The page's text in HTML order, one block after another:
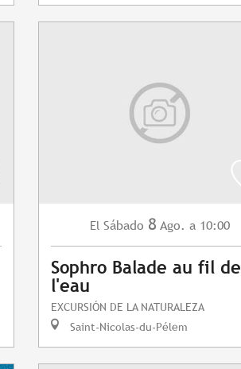
El Sábado 8 Ago. a 10:00
Sophro Balade au fil de
l'eau
EXCURSIÓN DE LA NATURALEZA
Saint-Nicolas-du-Pélem